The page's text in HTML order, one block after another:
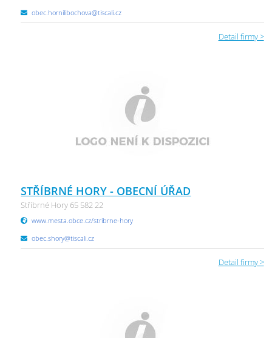
obec.hornilibochova@tiscali.cz
Detail firmy >
STŘÍBRNÉ HORY - OBECNÍ ÚŘAD
Stříbrné Hory 65 582 22
www.mesta.obce.cz/stribrne-hory
obec.shory@tiscali.cz
Detail firmy >